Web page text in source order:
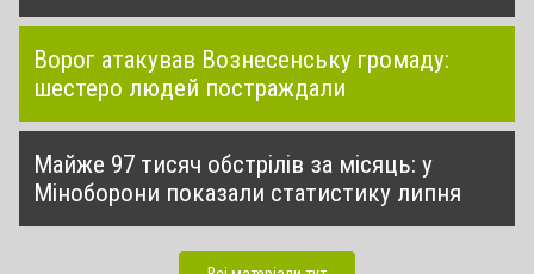
Ворог атакував Вознесенську громаду:
шестеро людей постраждали
Майже 97 тисяч обстрілів за місяць: у
Міноборони показали статистику липня